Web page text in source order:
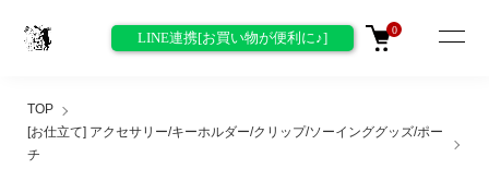
LINE連携[お買い物が便利に♪] 0
TOP
[お仕立て] アクセサリー/キーホルダー/クリップ/ソーインググッズ/ポー
チ